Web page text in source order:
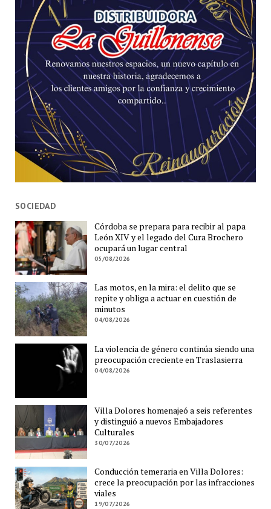
SOCIEDAD
Córdoba se prepara para recibir al papa
León XIV y el legado del Cura Brochero
ocupará un lugar central
05/08/2026
Las motos, en la mira: el delito que se
repite y obliga a actuar en cuestión de
minutos
04/08/2026
La violencia de género continúa siendo una
preocupación creciente en Traslasierra
04/08/2026
Villa Dolores homenajeó a seis referentes
y distinguió a nuevos Embajadores
Culturales
30/07/2026
Conducción temeraria en Villa Dolores:
crece la preocupación por las infracciones
viales
19/07/2026